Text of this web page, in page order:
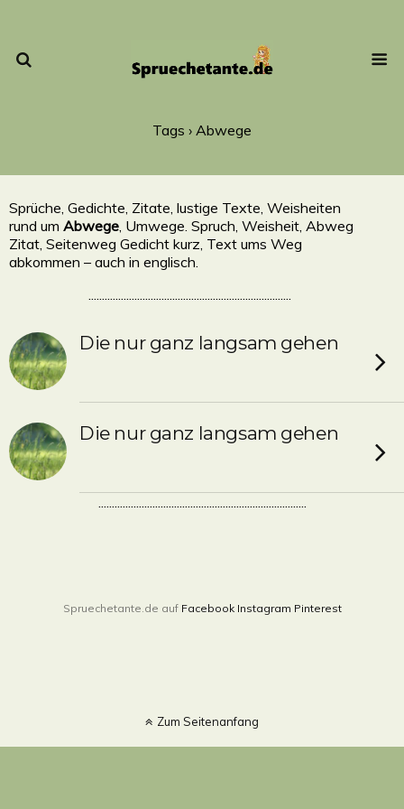
Tags › Abwege
Sprüche, Gedichte, Zitate, lustige Texte, Weisheiten
rund um Abwege, Umwege. Spruch, Weisheit, Abweg
Zitat, Seitenweg Gedicht kurz, Text ums Weg
abkommen – auch in englisch.
...........................................................................
Die nur ganz langsam gehen
Die nur ganz langsam gehen
.............................................................................
Spruechetante.de auf Facebook Instagram Pinterest
Zum Seitenanfang